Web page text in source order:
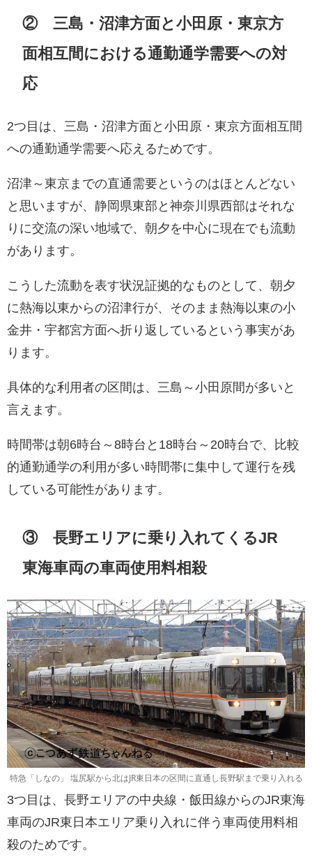
② 三島・沼津方面と小田原・東京方
面相互間における通勤通学需要への対
応
2つ目は、三島・沼津方面と小田原・東京方面相互間
への通勤通学需要へ応えるためです。
沼津～東京までの直通需要というのはほとんどない
と思いますが、静岡県東部と神奈川県西部はそれな
りに交流の深い地域で、朝夕を中心に現在でも流動
があります。
こうした流動を表す状況証拠的なものとして、朝夕
に熱海以東からの沼津行が、そのまま熱海以東の小
金井・宇都宮方面へ折り返しているという事実があ
ります。
具体的な利用者の区間は、三島～小田原間が多いと
言えます。
時間帯は朝6時台～8時台と18時台～20時台で、比較
的通勤通学の利用が多い時間帯に集中して運行を残
している可能性があります。
③ 長野エリアに乗り入れてくるJR
東海車両の車両使用料相殺
特急「しなの」 塩尻駅から北はJR東日本の区間に直通し長野駅まで乗り入れる
3つ目は、長野エリアの中央線・飯田線からのJR東海
車両のJR東日本エリア乗り入れに伴う車両使用料相
殺のためです。